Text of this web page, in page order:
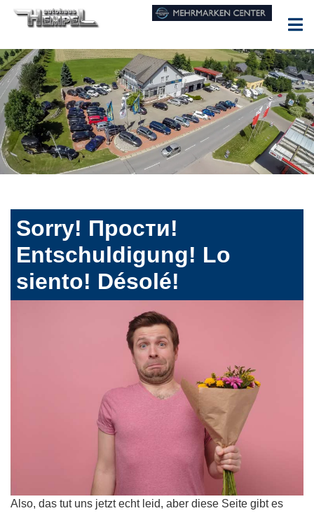
Sorry! Прости!
Entschuldigung! Lo
siento! Désolé!
Also, das tut uns jetzt echt leid, aber diese Seite gibt es